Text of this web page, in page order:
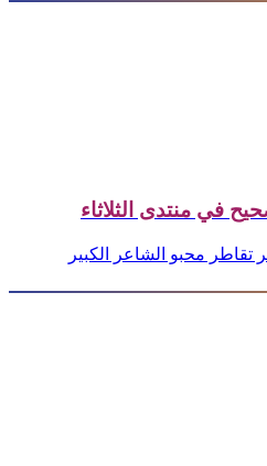
في منتدى الثلاثاء
محبو الشاعر الكبير